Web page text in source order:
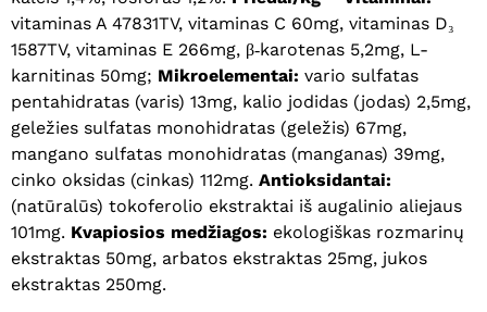
Krepšelyje nėra produktų.
vitaminas A 47831TV, vitaminas C 60mg, vitaminas D₃
1587TV, vitaminas E 266mg, β‐karotenas 5,2mg, L-
karnitinas 50mg; Mikroelementai: vario sulfatas
pentahidratas (varis) 13mg, kalio jodidas (jodas) 2,5mg,
geležies sulfatas monohidratas (geležis) 67mg,
mangano sulfatas monohidratas (manganas) 39mg,
cinko oksidas (cinkas) 112mg. Antioksidantai:
(natūralūs) tokoferolio ekstraktai iš augalinio aliejaus
101mg. Kvapiosios medžiagos: ekologiškas rozmarinų
ekstraktas 50mg, arbatos ekstraktas 25mg, jukos
ekstraktas 250mg.